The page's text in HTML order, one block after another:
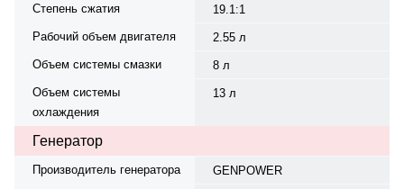
Степень сжатия
19.1:1
Рабочий объем двигателя
2.55 л
Объем системы смазки
8 л
Объем системы
охлаждения
13 л
Генератор
Производитель генератора
GENPOWER